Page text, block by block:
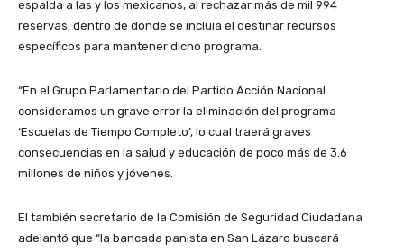
espalda a las y los mexicanos, al rechazar más de mil 994
reservas, dentro de donde se incluía el destinar recursos
específicos para mantener dicho programa.
“En el Grupo Parlamentario del Partido Acción Nacional
consideramos un grave error la eliminación del programa
‘Escuelas de Tiempo Completo’, lo cual traerá graves
consecuencias en la salud y educación de poco más de 3.6
millones de niños y jóvenes.
El también secretario de la Comisión de Seguridad Ciudadana
adelantó que “la bancada panista en San Lázaro buscará